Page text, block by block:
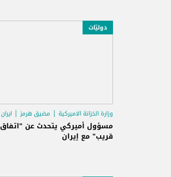
دوليّات
وزارة الخزانة الاميركية مضيق هرمز ايران
مسؤول أميركي يتحدث عن "اتفاق
قريب" مع إيران